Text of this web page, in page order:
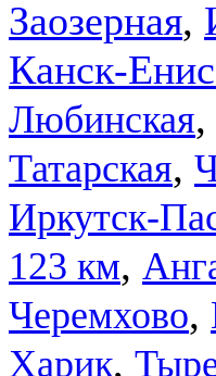
Заозерная,
Канск-
Любинская,
Татарская,
Иркутск-
123 км,
Черемхово,
Харик,